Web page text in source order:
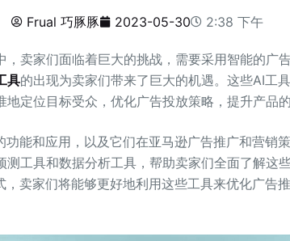
Frual 巧豚豚 2023-05-30 2:38 下午
卖家们面临着巨大的挑战，需要采用智能的广
具的出现为卖家们带来了巨大的机遇。这些AI工
地定位目标受众，优化广告投放策略，提升产品
能和应用，以及它们在亚马逊广告推广和营销
测工具和数据分析工具，帮助卖家们全面了解这
，卖家们将能够更好地利用这些工具来优化广告